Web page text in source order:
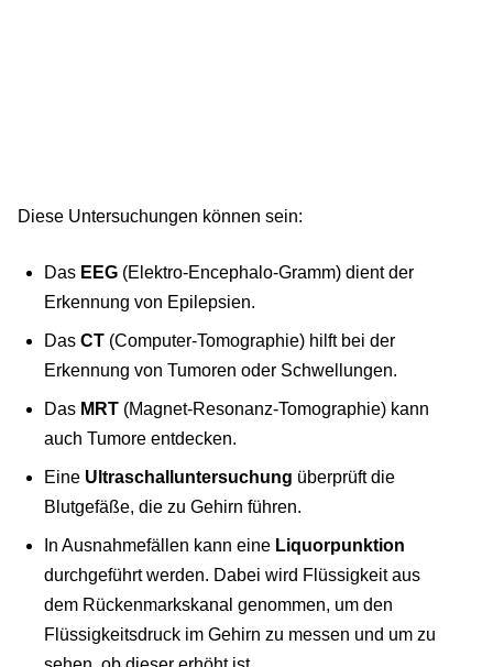
Diese Untersuchungen können sein:
Das EEG (Elektro-Encephalo-Gramm) dient der
Erkennung von Epilepsien.
Das CT (Computer-Tomographie) hilft bei der
Erkennung von Tumoren oder Schwellungen.
Das MRT (Magnet-Resonanz-Tomographie) kann
auch Tumore entdecken.
Eine Ultraschalluntersuchung überprüft die
Blutgefäße, die zu Gehirn führen.
In Ausnahmefällen kann eine Liquorpunktion
durchgeführt werden. Dabei wird Flüssigkeit aus
dem Rückenmarkskanal genommen, um den
Flüssigkeitsdruck im Gehirn zu messen und um zu